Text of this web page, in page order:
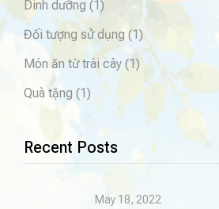
Dinh dưỡng(1)
Đối tượng sử dụng (1)
Món ăn từ trái cây (1)
Quà tặng (1)
Recent Posts
May 18, 2022